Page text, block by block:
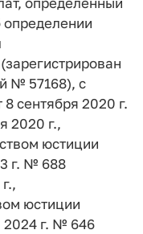
№ 57168), с
сентября 2020 г.
2020 г.,
юстиции
г. № 688
юстиции
2024 г. № 646